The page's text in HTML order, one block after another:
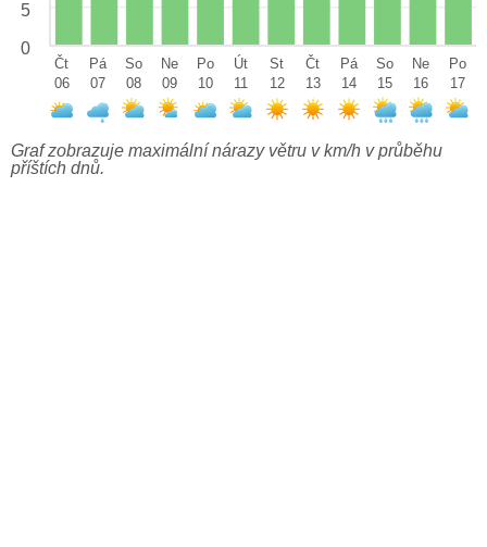
5
0
Čt
06
Pá
07
So
08
Ne
09
Po
10
Út
11
St
12
Čt
13
Pá
14
So
15
Ne
16
Po
17
Graf zobrazuje maximální nárazy větru v km/h v průběhu
příštích dnů.